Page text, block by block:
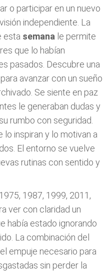
o participar en un nuevo
independiente. La
esta semana le permite
que lo habían
pasados. Descubre una
avanzar con un sueño
Se siente en paz
le generaban dudas y
rumbo con seguridad.
lo inspiran y lo motivan a
El entorno se vuelve
rutinas con sentido y
1987, 1999, 2011,
ver con claridad un
había estado ignorando
La combinación del
el empuje necesario para
sin perder la